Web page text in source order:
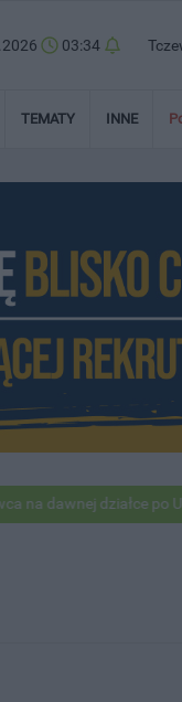
03:34
TEMATY INNE
działce po USC